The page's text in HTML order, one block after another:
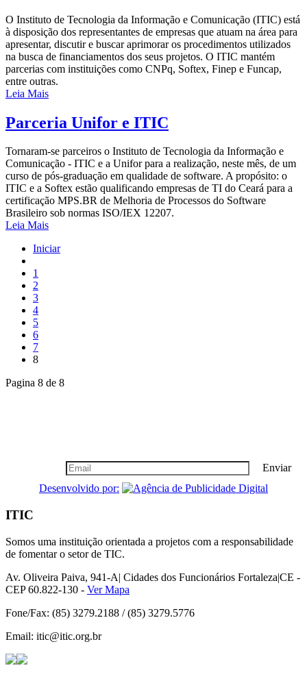
O Instituto de Tecnologia da Informação e Comunicação (ITIC) está
à disposição dos representantes de empresas que atuam na área para
apresentar, discutir e buscar aprimorar os procedimentos utilizados
na busca de financiamentos dos seus projetos. O ITIC mantém
parcerias com instituições como CNPq, Softex, Finep e Funcap,
entre outras.
Leia Mais
Parceria Unifor e ITIC
Tornaram-se parceiros o Instituto de Tecnologia da Informação e
Comunicação - ITIC e a Unifor para a realização, neste mês, de um
curso de pós-graduação em qualidade de software. A propósito: o
ITIC e a Softex estão qualificando empresas de TI do Ceará para a
certificação MPS.BR de Melhoria de Processos do Software
Brasileiro sob normas ISO/IEX 12207.
Leia Mais
Iniciar
1
2
3
4
5
6
7
8
Pagina 8 de 8
Enviar
Desenvolvido por:
ITIC
Somos uma instituição orientada a projetos com a responsabilidade
de fomentar o setor de TIC.
Av. Oliveira Paiva, 941-A| Cidades dos Funcionários Fortaleza|CE -
CEP 60.822-130 - Ver Mapa
Fone/Fax: (85) 3279.2188 / (85) 3279.5776
Email: itic@itic.org.br